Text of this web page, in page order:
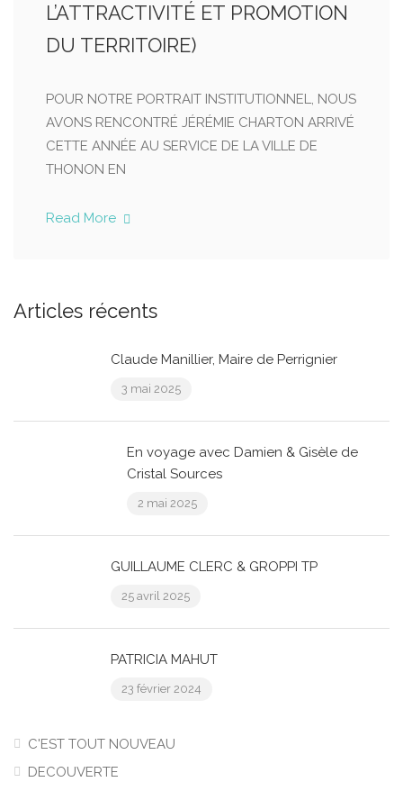
L’ATTRACTIVITÉ ET PROMOTION
DU TERRITOIRE)
POUR NOTRE PORTRAIT INSTITUTIONNEL, NOUS
AVONS RENCONTRÉ JÉRÉMIE CHARTON ARRIVÉ
CETTE ANNÉE AU SERVICE DE LA VILLE DE
THONON EN
Read More
Articles récents
Claude Manillier, Maire de Perrignier
3 mai 2025
En voyage avec Damien & Gisèle de
Cristal Sources
2 mai 2025
GUILLAUME CLERC & GROPPI TP
25 avril 2025
PATRICIA MAHUT
23 février 2024
C'EST TOUT NOUVEAU
DECOUVERTE